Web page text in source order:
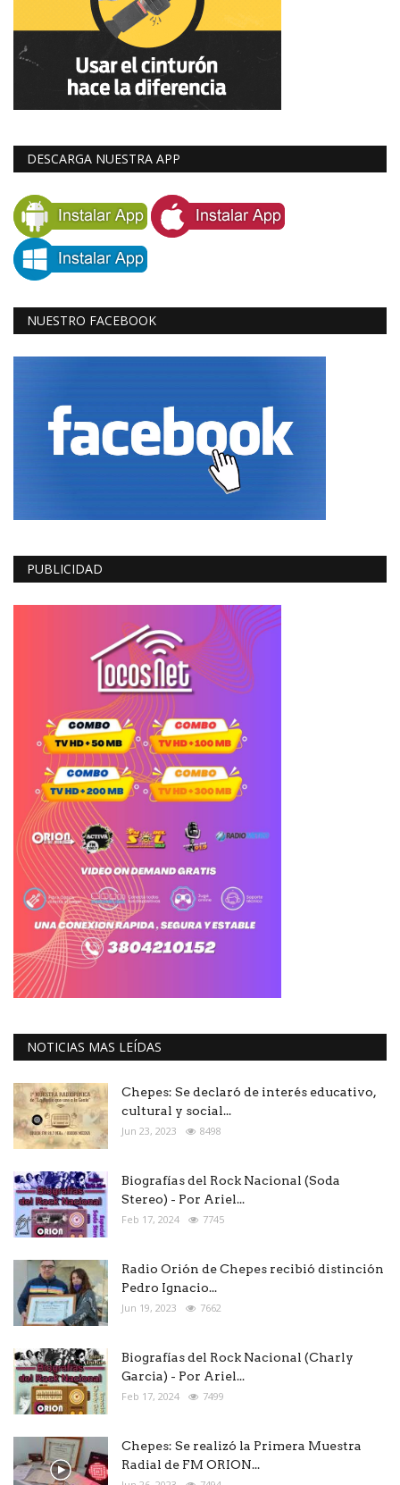
DESCARGA NUESTRA APP
NUESTRO FACEBOOK
PUBLICIDAD
NOTICIAS MAS LEÍDAS
Chepes: Se declaró de interés educativo,
cultural y social...
Jun 23, 2023 8498
Biografías del Rock Nacional (Soda
Stereo) - Por Ariel...
Feb 17, 2024 7745
Radio Orión de Chepes recibió distinción
Pedro Ignacio...
Jun 19, 2023 7662
Biografías del Rock Nacional (Charly
Garcia) - Por Ariel...
Feb 17, 2024 7499
Chepes: Se realizó la Primera Muestra
Radial de FM ORION...